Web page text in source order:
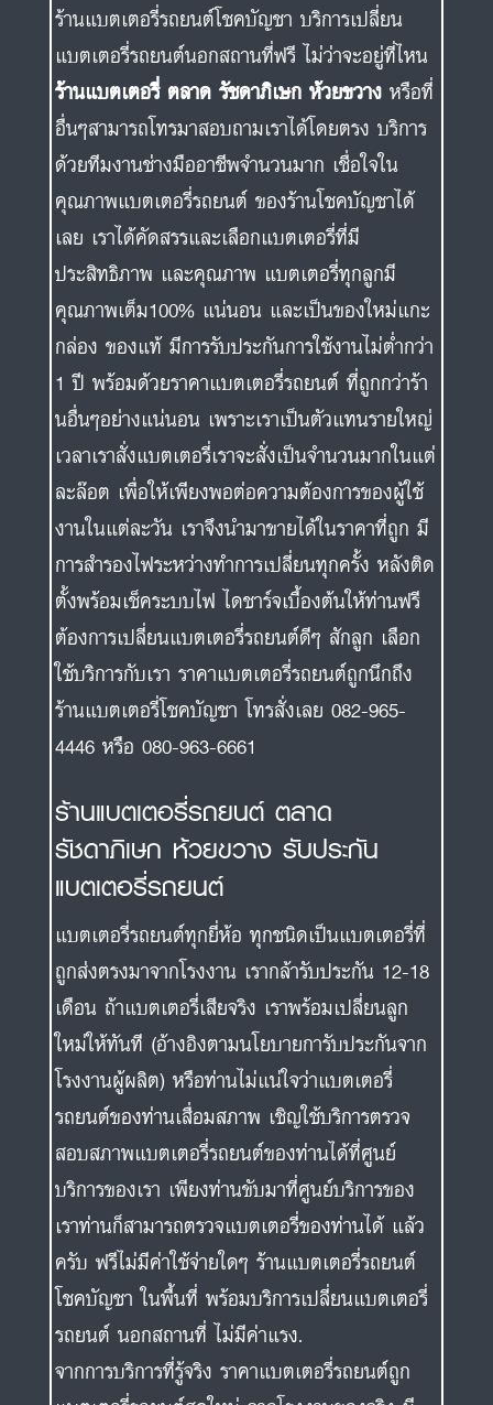
ร้านแบตเตอรี่รถยนต์โชคบัญชา บริการเปลี่ยน
แบตเตอรี่รถยนต์นอกสถานที่ฟรี ไม่ว่าจะอยู่ที่ไหน
ร้านแบตเตอรี่ ตลาด รัชดาภิเษก ห้วยขวาง หรือที่
อื่นๆสามารถโทรมาสอบถามเราได้โดยตรง บริการ
ด้วยทีมงานช่างมืออาชีพจำนวนมาก เชื่อใจใน
คุณภาพแบตเตอรี่รถยนต์ ของร้านโชคบัญชาได้
เลย เราได้คัดสรรและเลือกแบตเตอรี่ที่มี
ประสิทธิภาพ และคุณภาพ แบตเตอรี่ทุกลูกมี
คุณภาพเต็ม100% แน่นอน และเป็นของใหม่แกะ
กล่อง ของแท้ มีการรับประกันการใช้งานไม่ต่ำกว่า
1 ปี พร้อมด้วยราคาแบตเตอรี่รถยนต์ ที่ถูกกว่าร้า
นอื่นๆอย่างแน่นอน เพราะเราเป็นตัวแทนรายใหญ่
เวลาเราสั่งแบตเตอรี่เราจะสั่งเป็นจำนวนมากในแต่
ละล๊อต เพื่อให้เพียงพอต่อความต้องการของผู้ใช้
งานในแต่ละวัน เราจึงนำมาขายได้ในราคาที่ถูก มี
การสำรองไฟระหว่างทำการเปลี่ยนทุกครั้ง หลังติด
ตั้งพร้อมเช็คระบบไฟ ไดชาร์จเบื้องต้นให้ท่านฟรี
ต้องการเปลี่ยนแบตเตอรี่รถยนต์ดีๆ สักลูก เลือก
ใช้บริการกับเรา ราคาแบตเตอรี่รถยนต์ถูกนึกถึง
ร้านแบตเตอรี่โชคบัญชา โทรสั่งเลย 082-965-
4446 หรือ 080-963-6661
ร้านแบตเตอรี่รถยนต์ ตลาด
รัชดาภิเษก ห้วยขวาง รับประกัน
แบตเตอรี่รถยนต์
แบตเตอรี่รถยนต์ทุกยี่ห้อ ทุกชนิดเป็นแบตเตอรี่ที่
ถูกส่งตรงมาจากโรงงาน เรากล้ารับประกัน 12-18
เดือน ถ้าแบตเตอรี่เสียจริง เราพร้อมเปลี่ยนลูก
ใหม่ให้ทันที (อ้างอิงตามนโยบายการับประกันจาก
โรงงานผู้ผลิต) หรือท่านไม่แน่ใจว่าแบตเตอรี่
รถยนต์ของท่านเสื่อมสภาพ เชิญใช้บริการตรวจ
สอบสภาพแบตเตอรี่รถยนต์ของท่านได้ที่ศูนย์
บริการของเรา เพียงท่านขับมาที่ศูนย์บริการของ
เราท่านก็สามารถตรวจแบตเตอรี่ของท่านได้ แล้ว
ครับ ฟรีไม่มีค่าใช้จ่ายใดๆ ร้านแบตเตอรี่รถยนต์
โชคบัญชา ในพื้นที่ พร้อมบริการเปลี่ยนแบตเตอรี่
รถยนต์ นอกสถานที่ ไม่มีค่าแรง.
จากการบริการที่รู้จริง ราคาแบตเตอรี่รถยนต์ถูก